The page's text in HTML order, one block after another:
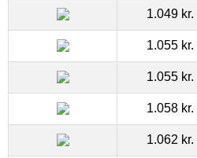
1.049 kr.
1.055 kr.
1.055 kr.
1.058 kr.
1.062 kr.